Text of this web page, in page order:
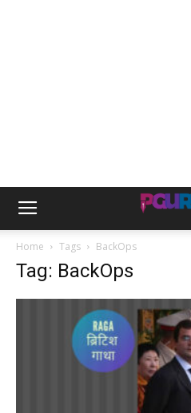
Home Tags BackOps
Tag: BackOps